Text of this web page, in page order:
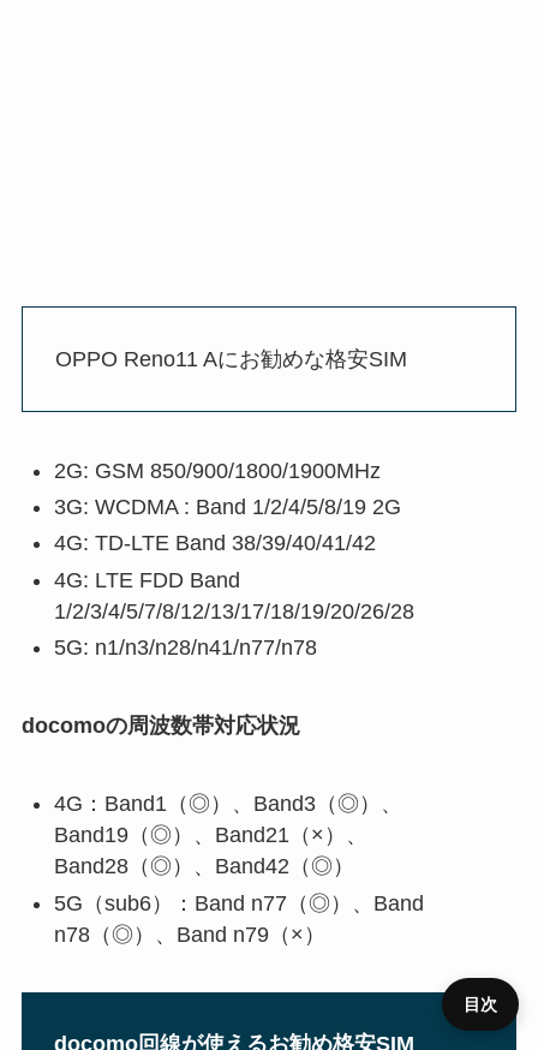
OPPO Reno11 Aにお勧めな格安SIM
2G: GSM 850/900/1800/1900MHz
3G: WCDMA : Band 1/2/4/5/8/19 2G
4G: TD-LTE Band 38/39/40/41/42
4G: LTE FDD Band
1/2/3/4/5/7/8/12/13/17/18/19/20/26/28
5G: n1/n3/n28/n41/n77/n78
docomoの周波数帯対応状況
4G：Band1（◎）、Band3（◎）、
Band19（◎）、Band21（×）、
Band28（◎）、Band42（◎）
5G（sub6）：Band n77（◎）、Band
n78（◎）、Band n79（×）
docomo回線が使えるお勧め格安SIM
目次